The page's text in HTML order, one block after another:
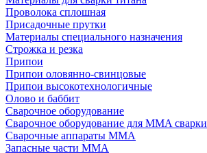
Проволока сплошная
Присадочные прутки
Материалы специального назначения
Строжка и резка
Припои
Припои оловянно-свинцовые
Припои высокотехнологичные
Олово и баббит
Сварочное оборудование
Сварочное оборудование для MMA сварки
Сварочные аппараты MMA
Запасные части MMA